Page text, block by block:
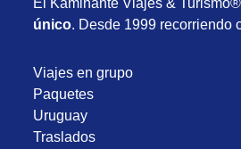
único. Desde 1999 recorriendo
Viajes en grupo
Paquetes
Uruguay
Traslados